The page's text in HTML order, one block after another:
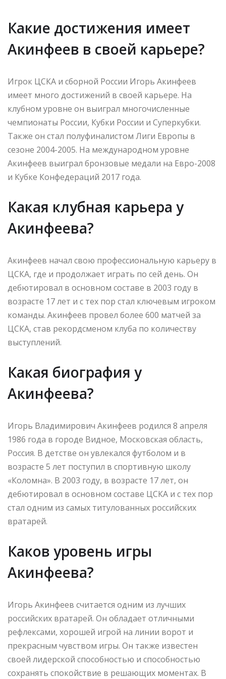
Какие достижения имеет
Акинфеев в своей карьере?
Игрок ЦСКА и сборной России Игорь Акинфеев
имеет много достижений в своей карьере. На
клубном уровне он выиграл многочисленные
чемпионаты России, Кубки России и Суперкубки.
Также он стал полуфиналистом Лиги Европы в
сезоне 2004-2005. На международном уровне
Акинфеев выиграл бронзовые медали на Евро-2008
и Кубке Конфедераций 2017 года.
Какая клубная карьера у
Акинфеева?
Акинфеев начал свою профессиональную карьеру в
ЦСКА, где и продолжает играть по сей день. Он
дебютировал в основном составе в 2003 году в
возрасте 17 лет и с тех пор стал ключевым игроком
команды. Акинфеев провел более 600 матчей за
ЦСКА, став рекордсменом клуба по количеству
выступлений.
Какая биография у
Акинфеева?
Игорь Владимирович Акинфеев родился 8 апреля
1986 года в городе Видное, Московская область,
Россия. В детстве он увлекался футболом и в
возрасте 5 лет поступил в спортивную школу
«Коломна». В 2003 году, в возрасте 17 лет, он
дебютировал в основном составе ЦСКА и с тех пор
стал одним из самых титулованных российских
вратарей.
Каков уровень игры
Акинфеева?
Игорь Акинфеев считается одним из лучших
российских вратарей. Он обладает отличными
рефлексами, хорошей игрой на линии ворот и
прекрасным чувством игры. Он также известен
своей лидерской способностью и способностью
сохранять спокойствие в решающих моментах. В